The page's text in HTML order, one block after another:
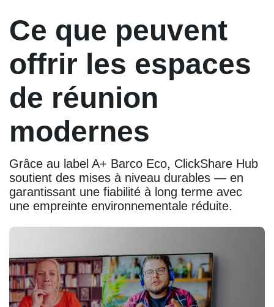
Ce que peuvent
offrir les espaces
de réunion
modernes
Grâce au label A+ Barco Eco, ClickShare Hub
soutient des mises à niveau durables — en
garantissant une fiabilité à long terme avec
une empreinte environnementale réduite.